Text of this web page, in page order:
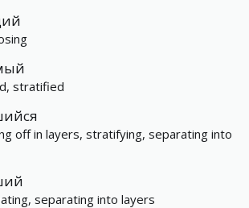
stratified
off in layers, stratifying, separating into
separating into layers